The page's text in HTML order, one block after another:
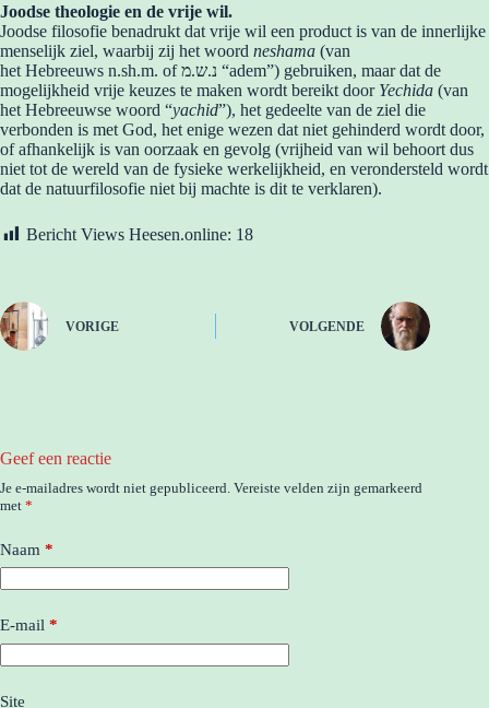
Joodse theologie en de vrije wil.
Joodse filosofie benadrukt dat vrije wil een product is van de innerlijke
menselijk ziel, waarbij zij het woord neshama (van
het Hebreeuws n.sh.m. of נ.ש.מ “adem”) gebruiken, maar dat de
mogelijkheid vrije keuzes te maken wordt bereikt door Yechida (van
het Hebreeuwse woord “yachid”), het gedeelte van de ziel die
verbonden is met God, het enige wezen dat niet gehinderd wordt door,
of afhankelijk is van oorzaak en gevolg (vrijheid van wil behoort dus
niet tot de wereld van de fysieke werkelijkheid, en verondersteld wordt
dat de natuurfilosofie niet bij machte is dit te verklaren).
Bericht Views Heesen.online: 18
VORIGE VOLGENDE
Geef een reactie
Je e-mailadres wordt niet gepubliceerd. Vereiste velden zijn gemarkeerd
met *
Naam *
E-mail *
Site